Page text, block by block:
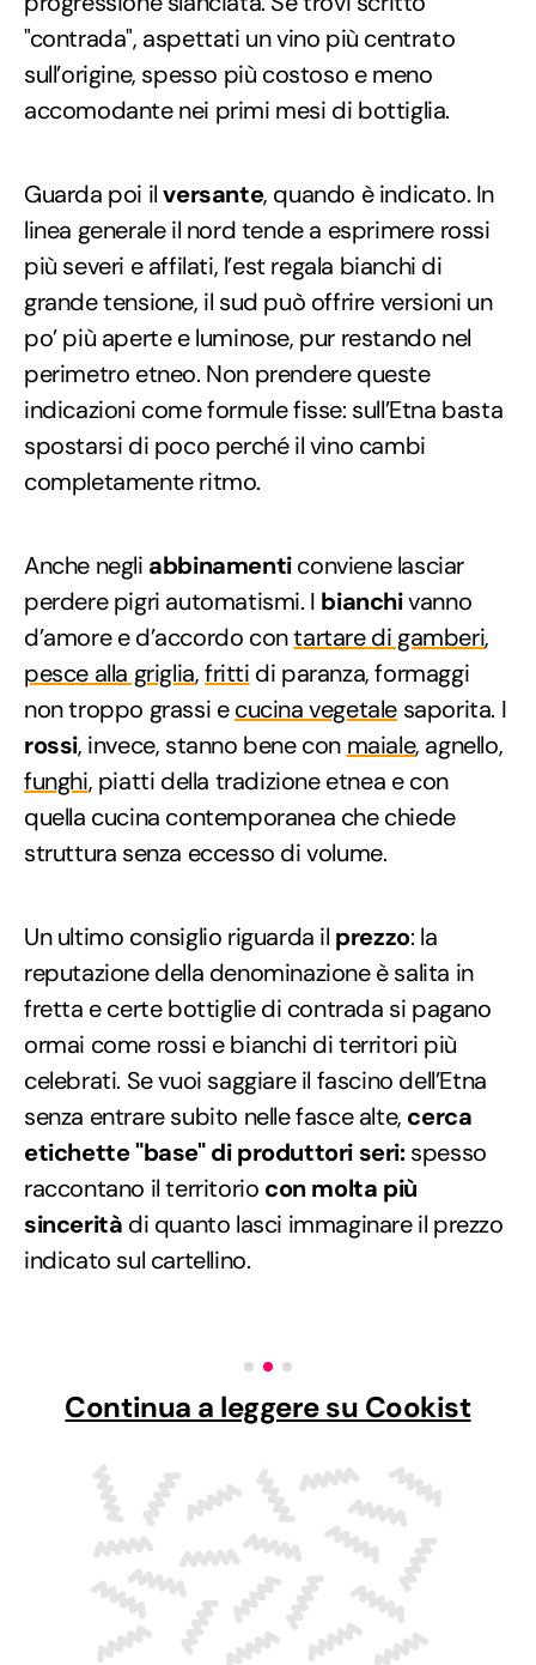
"contrada", aspettati un vino più centrato
sull’origine, spesso più costoso e meno
accomodante nei primi mesi di bottiglia.
Guarda poi ilversante, quando è indicato. In
linea generale il nord tende a esprimere rossi
più severi e affilati, l’est regala bianchi di
grande tensione, il sud può offrire versioni un
po’ più aperte e luminose, pur restando nel
perimetro etneo. Non prendere queste
indicazioni come formule fisse: sull’Etna basta
spostarsi di poco perché il vino cambi
completamente ritmo.
Anche negli abbinamenticonviene lasciar
perdere pigri automatismi. I bianchivanno
d’amore e d’accordo contartare di gamberi,
pesce alla griglia,fritti di paranza, formaggi
non troppo grassi ecucina vegetale saporita. I
rossi, invece, stanno bene con maiale, agnello,
funghi, piatti della tradizione etnea e con
quella cucina contemporanea che chiede
struttura senza eccesso di volume.
Un ultimo consiglio riguarda il prezzo: la
reputazione della denominazione è salita in
fretta e certe bottiglie di contrada si pagano
ormai come rossi e bianchi di territori più
celebrati. Se vuoi saggiare il fascino dell’Etna
senza entrare subito nelle fasce alte, cerca
etichette "base" di produttori seri:spesso
raccontano il territorio con molta più
sincerità di quanto lasci immaginare il prezzo
indicato sul cartellino.
Continua a leggere su Cookist